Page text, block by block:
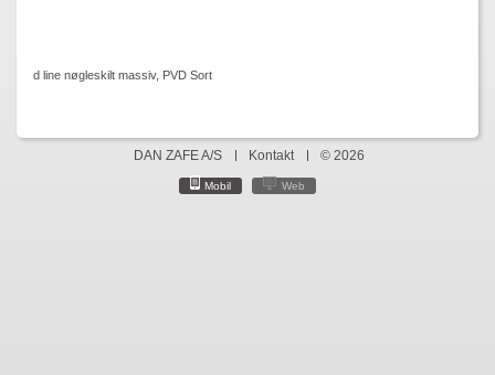
d line nøgleskilt massiv, PVD Sort
DAN ZAFE A/S Kontakt © 2026
Mobil Web